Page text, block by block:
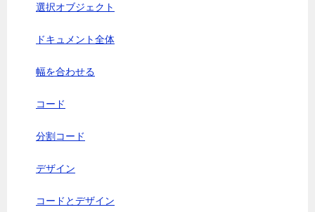
選択オブジェクト
ドキュメント全体
幅を合わせる
コード
分割コード
デザイン
コードとデザイン